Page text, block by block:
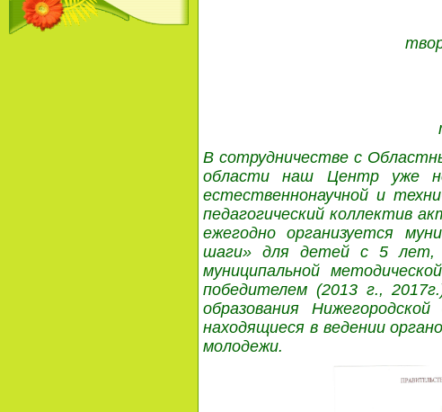
В сотрудничестве с
области наш Центр уже
естественнонаучной и
педагогический коллектив
ежегодно организуется
шаги» для детей с 5 лет,
муниципальной
победителем (2013 г.,
образования
находящиеся в ведении
молодежи.